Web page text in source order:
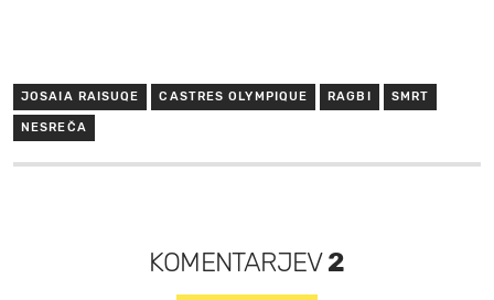
JOSAIA RAISUQE CASTRES OLYMPIQUE RAGBI SMRT
NESREČA
KOMENTARJEV2